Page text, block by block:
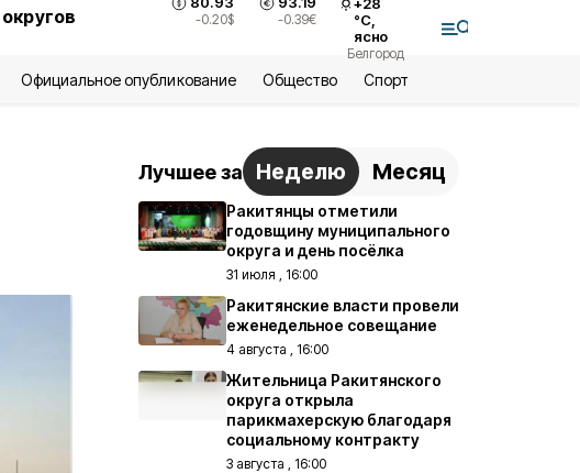
-0.20$ -0.39€
°С,
ясно
Белгород
Официальное опубликование Общество Спорт
Лучшее за Неделю Месяц
Ракитянцы отметили
годовщину муниципального
округа и день посёлка
31 июля , 16:00
Ракитянские власти провели
еженедельное совещание
4 августа , 16:00
Жительница Ракитянского
округа открыла
парикмахерскую благодаря
социальному контракту
3 августа , 16:00